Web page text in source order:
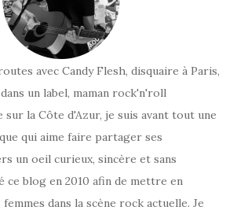
avec Candy Flesh, disquaire à Paris,
un label, maman rock'n'roll
la Côte d'Azur, je suis avant tout une
qui aime faire partager ses
un oeil curieux, sincère et sans
ce blog en 2010 afin de mettre en
dans la scène rock actuelle. Je